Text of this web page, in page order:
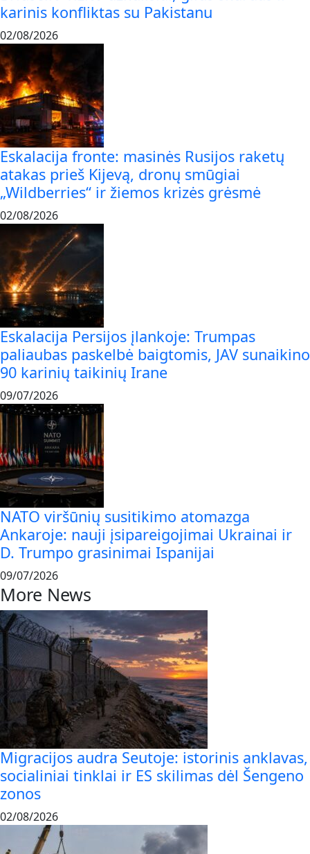
karinis konfliktas su Pakistanu
02/08/2026
Eskalacija fronte: masinės Rusijos raketų
atakas prieš Kijevą, dronų smūgiai
„Wildberries“ ir žiemos krizės grėsmė
02/08/2026
Eskalacija Persijos įlankoje: Trumpas
paliaubas paskelbė baigtomis, JAV sunaikino
90 karinių taikinių Irane
09/07/2026
NATO viršūnių susitikimo atomazga
Ankaroje: nauji įsipareigojimai Ukrainai ir
D. Trumpo grasinimai Ispanijai
09/07/2026
More News
Migracijos audra Seutoje: istorinis anklavas,
socialiniai tinklai ir ES skilimas dėl Šengeno
zonos
02/08/2026